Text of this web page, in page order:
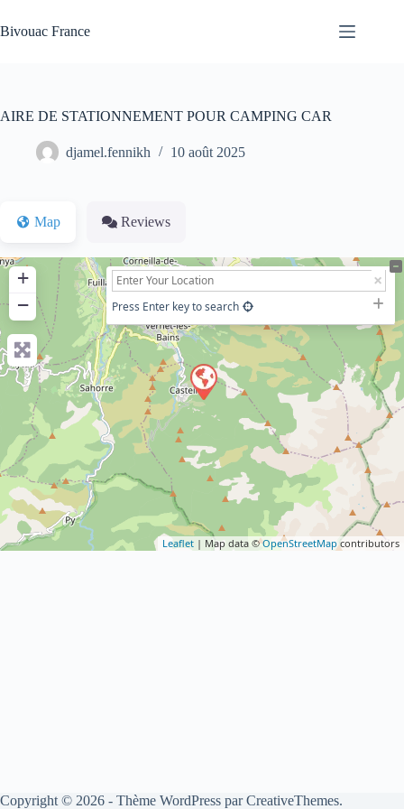
au
contenu
Bivouac France
AIRE DE STATIONNEMENT POUR CAMPING CAR
djamel.fennikh 10 août 2025
Map Reviews
+
−
Press Enter key to search
Leaflet | Map data ©OpenStreetMapcontributors
Copyright © 2026 - Thème WordPress parCreativeThemes.